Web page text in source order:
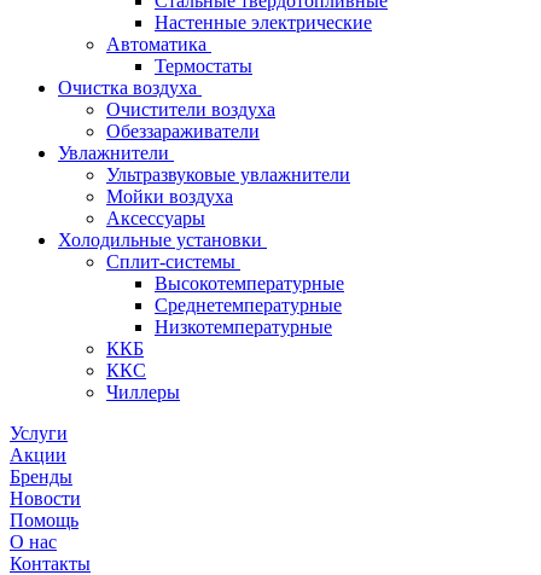
Настенные электрические
Автоматика
Термостаты
Очистка воздуха
Очистители воздуха
Обеззараживатели
Увлажнители
Ультразвуковые увлажнители
Мойки воздуха
Аксессуары
Холодильные установки
Сплит-системы
Высокотемпературные
Среднетемпературные
Низкотемпературные
ККБ
ККС
Чиллеры
Услуги
Акции
Бренды
Новости
Помощь
О нас
Контакты